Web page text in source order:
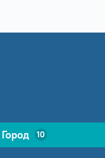
Город 10